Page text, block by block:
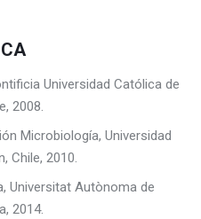
Universidad Católica de
2008.
Microbiología, Universidad
Chile, 2010.
Universitat Autònoma de
2014.